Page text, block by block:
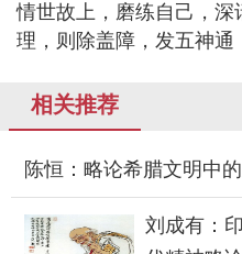
情世故上，磨练自己，深
理，则除盖障，发五神通
相关推荐
陈恒：略论希腊文明中
刘成有：